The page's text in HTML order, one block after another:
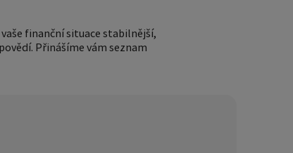
finanční situace stabilnější,
Přinášíme vám seznam